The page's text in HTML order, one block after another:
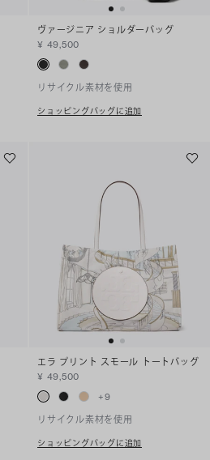
ヴァージニア ショルダーバッグ
¥ 49,500
リサイクル素材を使用
ショッピングバッグに追加
エラ プリント スモール トートバッグ
¥ 49,500
+9
リサイクル素材を使用
ショッピングバッグに追加